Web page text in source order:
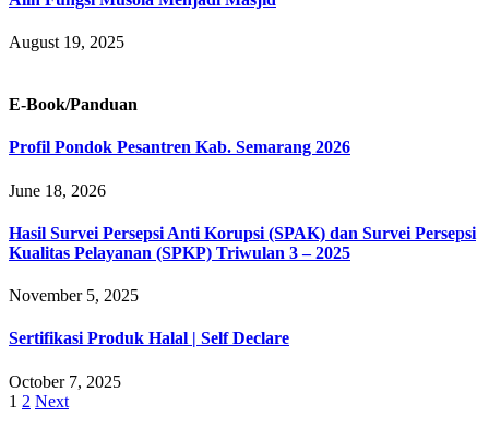
August 19, 2025
E-Book/Panduan
Profil Pondok Pesantren Kab. Semarang 2026
June 18, 2026
Hasil Survei Persepsi Anti Korupsi (SPAK) dan Survei Persepsi
Kualitas Pelayanan (SPKP) Triwulan 3 – 2025
November 5, 2025
Sertifikasi Produk Halal | Self Declare
October 7, 2025
1 2 Next